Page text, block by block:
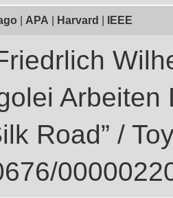
APA Harvard IEEE
Arbeiten
Road” /